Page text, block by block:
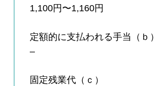
1,100円〜1,160円
定額的に支払われる手当（ｂ）
–
固定残業代（ｃ）